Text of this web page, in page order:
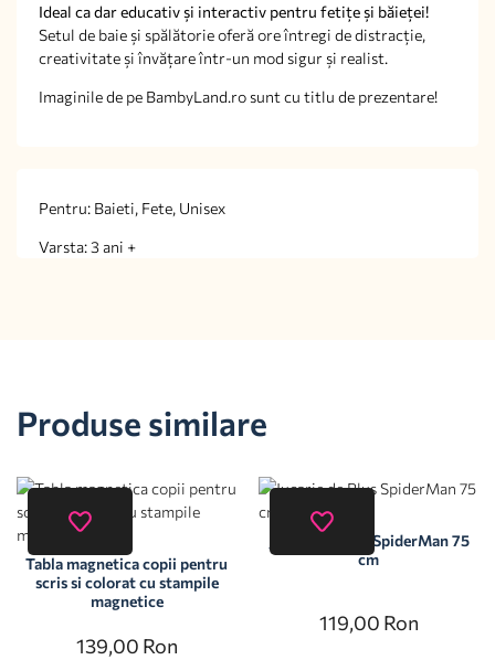
Ideal ca dar educativ și interactiv pentru fetițe și băieței!
Setul de baie și spălătorie oferă ore întregi de distracție,
creativitate și învățare într-un mod sigur și realist.
Imaginile de pe BambyLand.ro sunt cu titlu de prezentare!
Pentru: Baieti, Fete, Unisex
Varsta: 3 ani +
Produse similare
Tabla magnetica copii pentru
scris si colorat cu stampile
magnetice
139,00 Ron
Jucarie de Plus SpiderMan 75
cm
119,00 Ron